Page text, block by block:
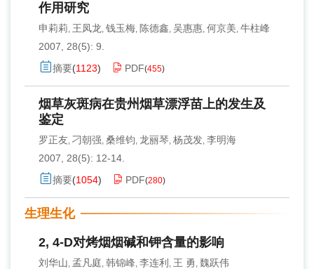
作用研究
申莉莉, 王凤龙, 钱玉梅, 陈德鑫, 吴惠惠, 何京美, 牛柱峰
2007, 28(5): 9.
摘要(1123) PDF(455)
烟草灰斑病在贵州烟草漂浮苗上的发生及
鉴定
罗正友, 刁朝强, 桑维钧, 龙丽琴, 杨茂发, 李明海
2007, 28(5): 12-14.
摘要(1054) PDF(280)
生理生化
2, 4-D对烤烟烟碱和钾含量的影响
刘华山, 孟凡庭, 韩锦峰, 李连利 , 王 勇 , 魏跃伟